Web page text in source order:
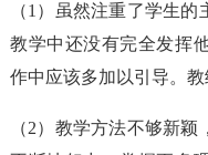
（1）虽然注重了学生
教学中还没有完全发挥
作中应该多加以引导。教
（2）教学方法不够新